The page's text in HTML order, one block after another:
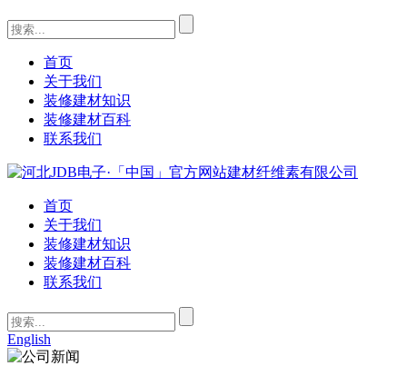
首页
关于我们
装修建材知识
装修建材百科
联系我们
首页
关于我们
装修建材知识
装修建材百科
联系我们
English